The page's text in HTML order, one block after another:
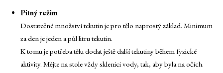
Pitný režim
Dostatečné množství tekutin je pro tělo naprostý základ. Minimum
za den je jeden a půl litru tekutin.
K tomu je potřeba tělu dodat ještě další tekutiny během fyzické
aktivity. Mějte na stole vždy sklenici vody, tak, aby byla na očích.